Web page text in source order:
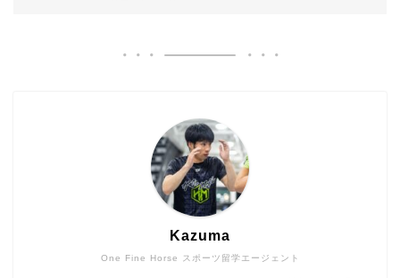
One Fine Horse スポーツ留学エージェント
Kazuma